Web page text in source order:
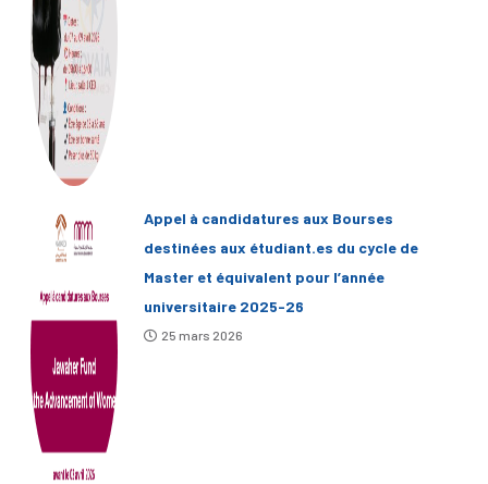
Appel à candidatures aux Bourses
destinées aux étudiant.es du cycle de
Master et équivalent pour l’année
universitaire 2025-26
25 mars 2026